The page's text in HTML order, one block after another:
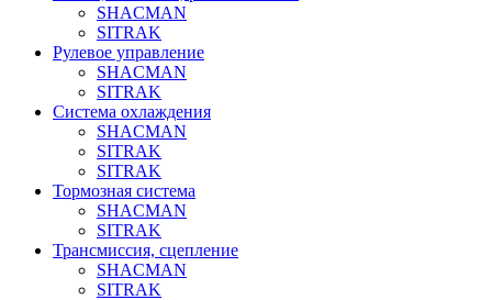
SHACMAN
SITRAK
Рулевое управление
SHACMAN
SITRAK
Система охлаждения
SHACMAN
SITRAK
SITRAK
Тормозная система
SHACMAN
SITRAK
Трансмиссия, сцепление
SHACMAN
SITRAK